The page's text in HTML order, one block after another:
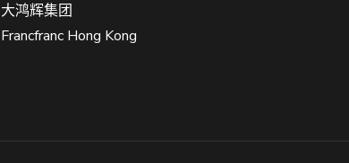
大鸿辉集团
Francfranc Hong Kong